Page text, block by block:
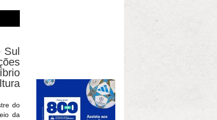
Sul
do
da